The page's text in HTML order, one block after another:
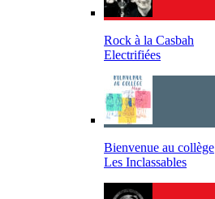
Rock à la Casbah
Electrifiées
Bienvenue au collège
Les Inclassables